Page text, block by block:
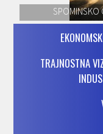
SPOMINSKO
TRAJNOSTNA